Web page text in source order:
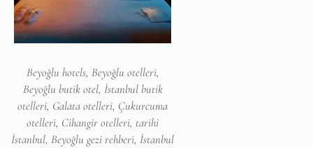
Beyoğlu hotels, Beyoğlu otelleri,
Beyoğlu butik otel, İstanbul butik
otelleri, Galata otelleri, Çukurcuma
otelleri, Cihangir otelleri, tarihi
İstanbul, Beyoğlu gezi rehberi, İstanbul